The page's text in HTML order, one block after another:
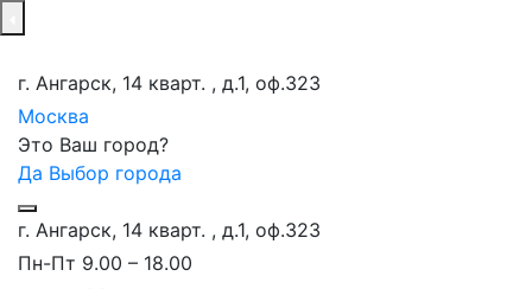
г. Ангарск, 14 кварт. , д.1, оф.323
Москва
Это Ваш город?
Да Выбор города
г. Ангарск, 14 кварт. , д.1, оф.323
Пн-Пт 9.00 – 18.00